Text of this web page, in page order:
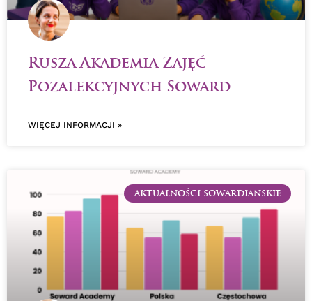
Rusza Akademia Zajęć
Pozalekcyjnych Soward
WIĘCEJ INFORMACJI »
AKTUALNOŚCI SOWARDIAŃSKIE